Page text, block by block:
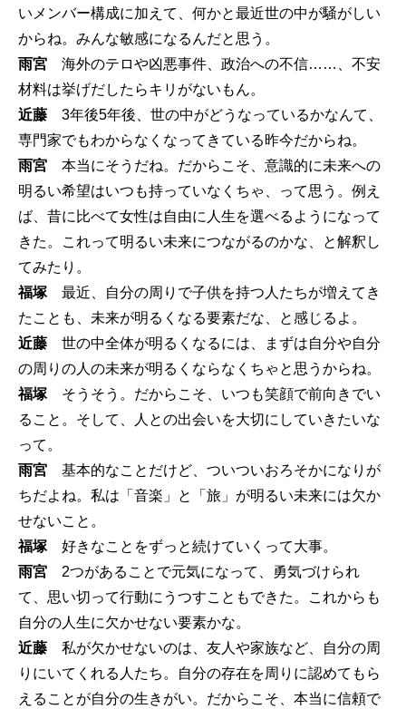
いメンバー構成に加えて、何かと最近世の中が騒がしい
からね。みんな敏感になるんだと思う。
雨宮 海外のテロや凶悪事件、政治への不信……、不安
材料は挙げだしたらキリがないもん。
近藤 3年後5年後、世の中がどうなっているかなんて、
専門家でもわからなくなってきている昨今だからね。
雨宮 本当にそうだね。だからこそ、意識的に未来への
明るい希望はいつも持っていなくちゃ、って思う。例え
ば、昔に比べて女性は自由に人生を選べるようになって
きた。これって明るい未来につながるのかな、と解釈し
てみたり。
福塚最近、自分の周りで子供を持つ人たちが増えてき
たことも、未来が明るくなる要素だな、と感じるよ。
近藤 世の中全体が明るくなるには、まずは自分や自分
の周りの人の未来が明るくならなくちゃと思うからね。
福塚そうそう。だからこそ、いつも笑顔で前向きでい
ること。そして、人との出会いを大切にしていきたいな
って。
雨宮 基本的なことだけど、ついついおろそかになりが
ちだよね。私は「音楽」と「旅」が明るい未来には欠か
せないこと。
福塚好きなことをずっと続けていくって大事。
雨宮 2つがあることで元気になって、勇気づけられ
て、思い切って行動にうつすこともできた。これからも
自分の人生に欠かせない要素かな。
近藤 私が欠かせないのは、友人や家族など、自分の周
りにいてくれる人たち。自分の存在を周りに認めてもら
えることが自分の生きがい。だからこそ、本当に信頼で